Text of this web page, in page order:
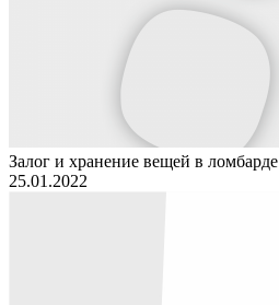
Залог и хранение вещей в ломбарде
25.01.2022